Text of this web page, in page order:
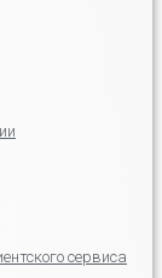
сервиса